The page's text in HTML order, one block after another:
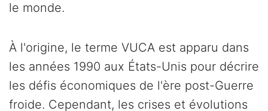
le monde.
À l'origine, le terme VUCA est apparu dans
les années 1990 aux États-Unis pour décrire
les défis économiques de l'ère post-Guerre
froide. Cependant, les crises et évolutions